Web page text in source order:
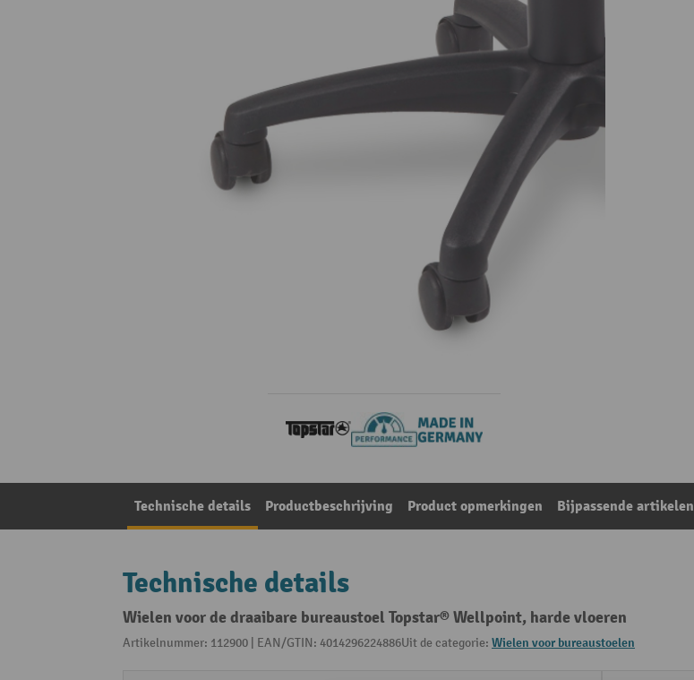
Technische details Productbeschrijving Product opmerkingen Bijpassende artikelen
Technische details
Wielen voor de draaibare bureaustoel Topstar® Wellpoint, harde vloeren
Artikelnummer: 112900 | EAN/GTIN: 4014296224886Uit de categorie: Wielen voor bureaustoelen